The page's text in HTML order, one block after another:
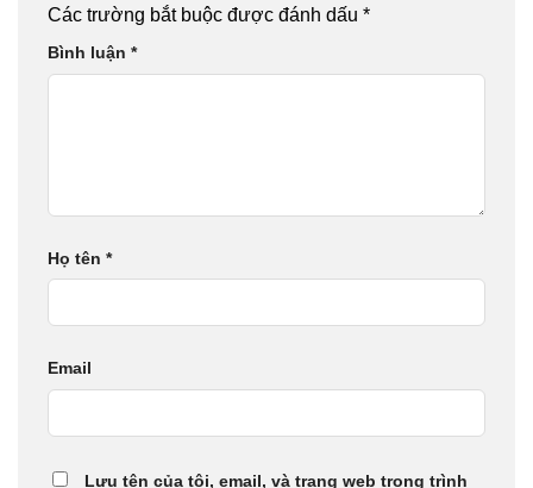
Các trường bắt buộc được đánh dấu *
Bình luận *
Họ tên *
Email
Lưu tên của tôi, email, và trang web trong trình